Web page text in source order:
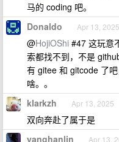
马的 coding 吧。
Donaldo Apr 13, 2025
@HojiOShi #47 这玩意
索都找不到，不是
有 gitee 和 gitcode 了
啥。。
klarkzh Apr 13, 2025
双向奔赴了属于是
yanghanlin Apr 13,